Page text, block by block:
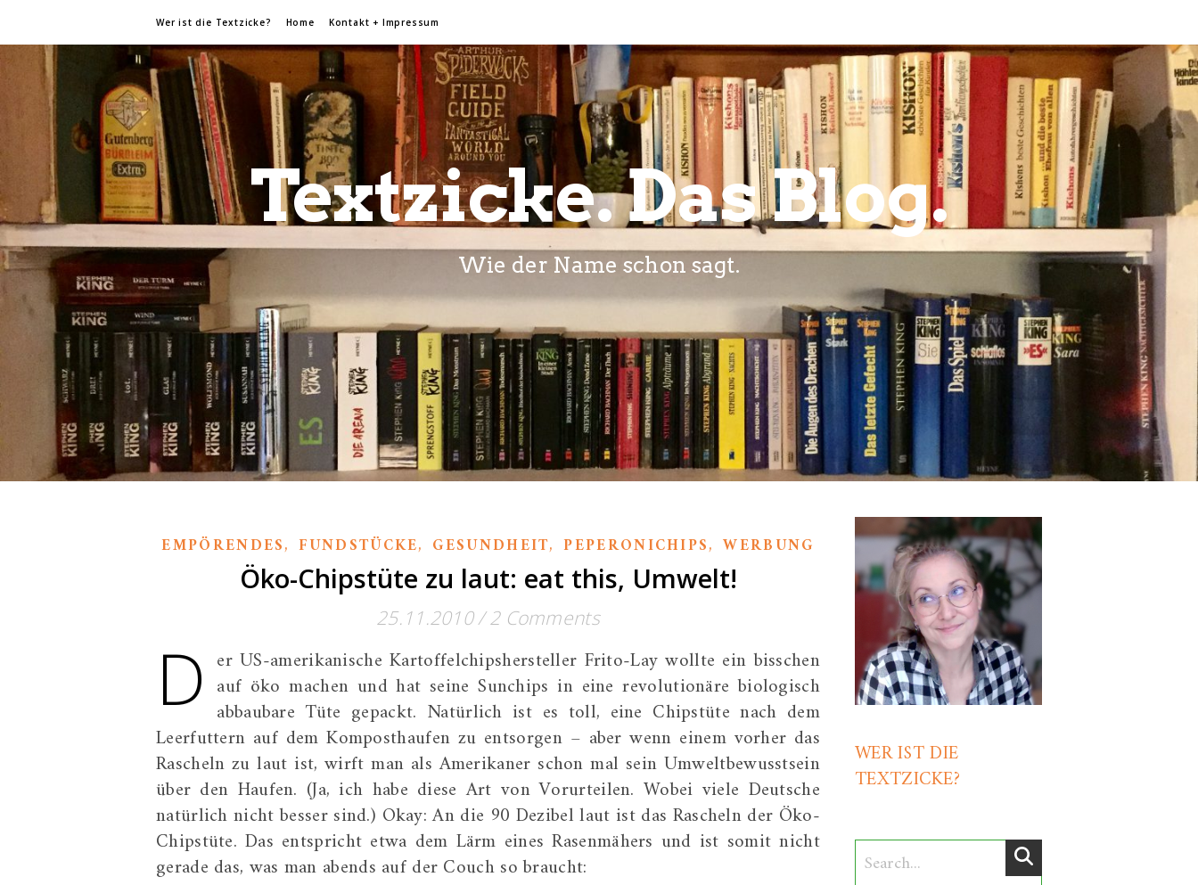
Wer ist die Textzicke? Home Kontakt + Impressum
Textzicke. Das Blog.
Wie der Name schon sagt.
EMPÖRENDES,FUNDSTÜCKE, GESUNDHEIT,PEPERONICHIPS,WERBUNG
Öko-Chipstüte zu laut: eat this, Umwelt!
25.11.2010/ 2 Comments
D er US-amerikanische Kartoffelchipshersteller Frito-Lay wollte ein bisschen
auf öko machen und hat seine Sunchips in eine revolutionäre biologisch
abbaubare Tüte gepackt. Natürlich ist es toll, eine Chipstüte nach dem
Leerfuttern auf dem Komposthaufen zu entsorgen – aber wenn einem vorher das
Rascheln zu laut ist, wirft man als Amerikaner schon mal sein Umweltbewusstsein
über den Haufen. (Ja, ich habe diese Art von Vorurteilen. Wobei viele Deutsche
natürlich nicht besser sind.) Okay: An die 90 Dezibel laut ist das Rascheln der Öko-
Chipstüte. Das entspricht etwa dem Lärm eines Rasenmähers und ist somit nicht
gerade das, was man abends auf der Couch so braucht:
WER IST DIE
TEXTZICKE?